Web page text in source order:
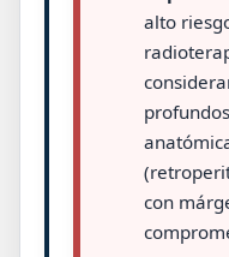
alto
con